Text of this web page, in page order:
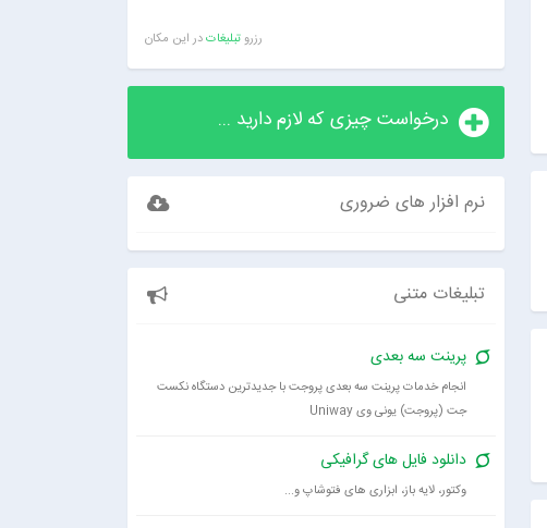
رزروتبلیغاتدر این مکان
درخواست چیزی که لازم دارید ...
نرم افزار های ضروری
تبلیغات متنی
پرینت سه بعدی
انجام خدمات پرینت سه بعدی پروجت با جدیدترین دستگاه نکست
جت (پروجت) یونی وی Uniway
دانلود فایل های گرافیکی
وکتور، لایه باز، ابزاری های فتوشاپ و...